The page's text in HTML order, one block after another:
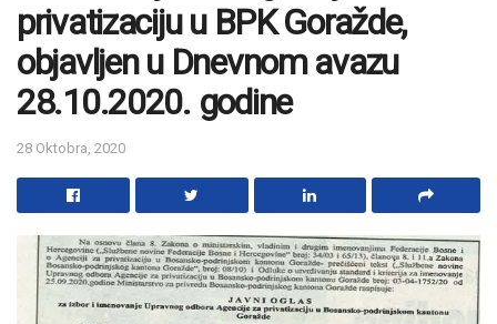
privatizaciju u BPK Goražde,
objavljen u Dnevnom avazu
28.10.2020. godine
28 Oktobra, 2020